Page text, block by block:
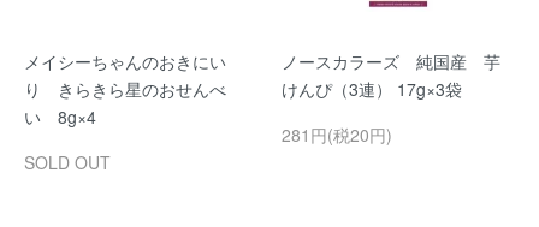
メイシーちゃんのおきにい
り きらきら星のおせんべ
い 8g×4
SOLD OUT
ノースカラーズ 純国産 芋
けんぴ（3連） 17g×3袋
281円(税20円)